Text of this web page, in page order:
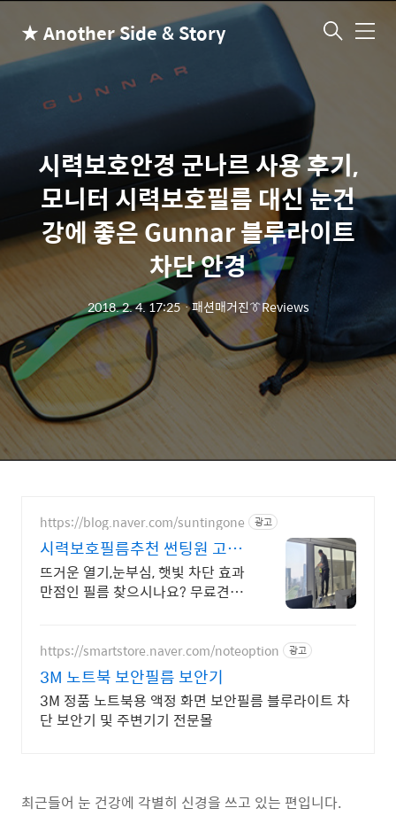
★ Another Side & Story 메
시력보호안경 군나르 사용 후기,
모니터 시력보호필름 대신 눈건
강에 좋은 Gunnar 블루라이트
차단 안경
2018. 2. 4. 17:25ㆍ패션매거진👔Reviews
https://blog.naver.com/suntingone 광고
시력보호필름추천 썬팅원 고급
열차단필름
뜨거운 열기,눈부심, 햇빛 차단 효과
만점인 필름 찾으시나요? 무료견적
https://smartstore.naver.com/noteoption 광고
3M 노트북 보안필름 보안기
3M 정품 노트북용 액정 화면 보안필름 블루라이트 차
단 보안기 및 주변기기 전문몰
최근들어 눈 건강에 각별히 신경을 쓰고 있는 편입니다.